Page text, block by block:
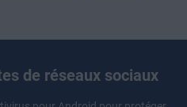
de réseaux sociaux